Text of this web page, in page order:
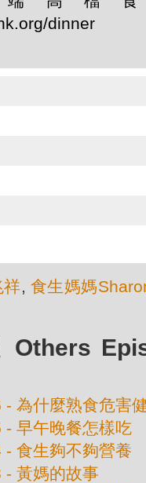
dinner
祥,食生媽媽
Others
- 為什麼熟食危害
- 早午晚餐怎樣吃
- 食生夠不夠營養
- 黃媽的故事